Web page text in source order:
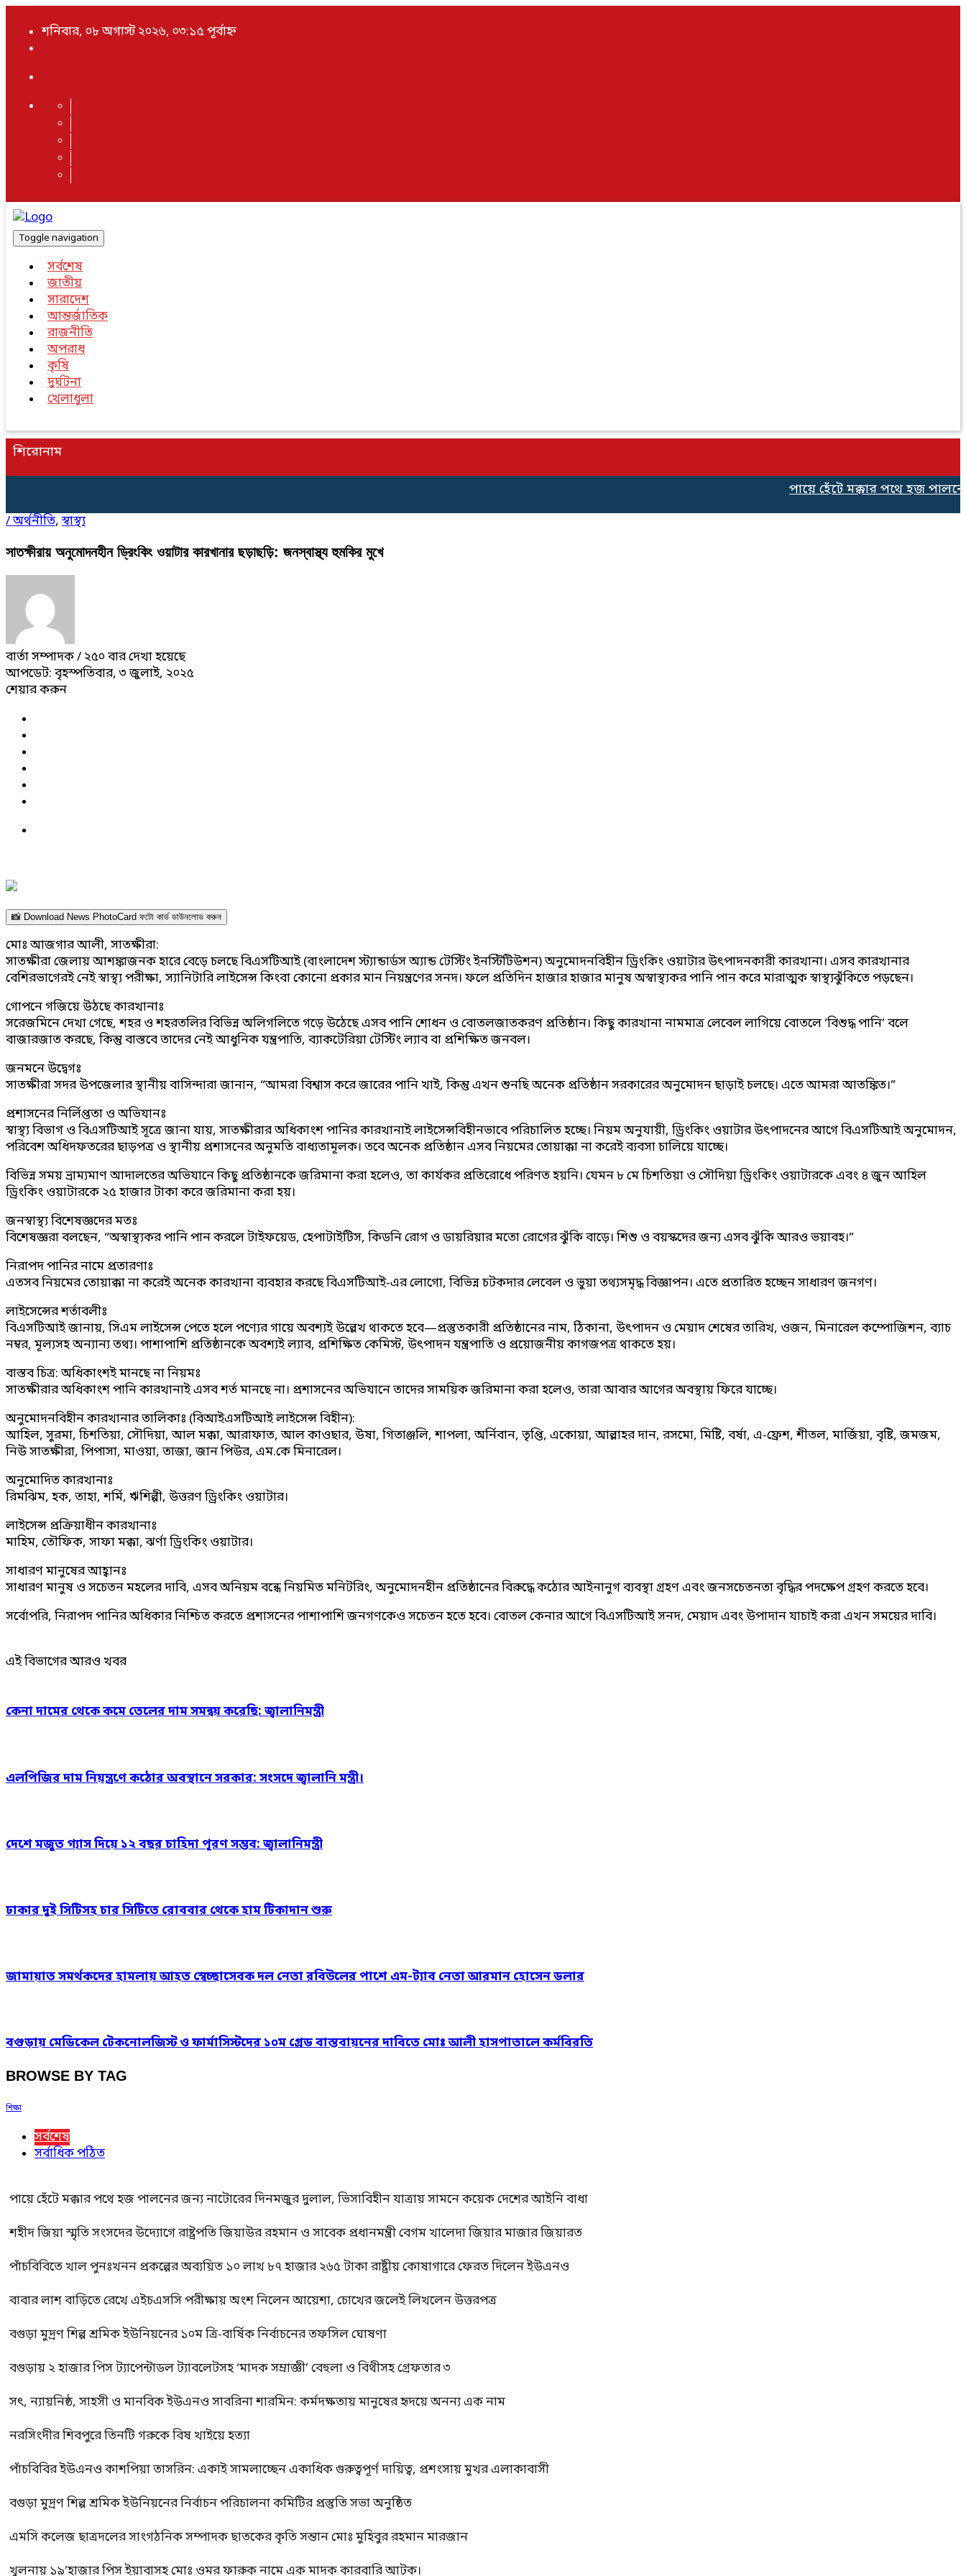
শনিবার, ০৮ অগাস্ট ২০২৬, ০৩:১৫ পূর্বাহ্ন
Toggle navigation
সর্বশেষ
জাতীয়
সারাদেশ
আন্তর্জাতিক
রাজনীতি
অপরাধ
কৃষি
দুর্ঘটনা
খেলাধুলা
শিরোনাম
পায়ে হেঁটে মক্কার পথে হজ পালনের
/অর্থনীতি,স্বাস্থ্য
সাতক্ষীরায় অনুমোদনহীন ড্রিংকিং ওয়াটার কারখানার ছড়াছড়ি: জনস্বাস্থ্য হুমকির মুখে
বার্তা সম্পাদক/ ২৫০ বার দেখা হয়েছে
আপডেট: বৃহস্পতিবার, ৩ জুলাই, ২০২৫
শেয়ার করুন
📸 Download News PhotoCard ফটো কার্ড ডাউনলোড করুন
মোঃ আজগার আলী, সাতক্ষীরা:
সাতক্ষীরা জেলায় আশঙ্কাজনক হারে বেড়ে চলছে বিএসটিআই (বাংলাদেশ স্ট্যান্ডার্ডস অ্যান্ড টেস্টিং ইনস্টিটিউশন) অনুমোদনবিহীন ড্রিংকিং ওয়াটার উৎপাদনকারী কারখানা। এসব কারখানার
বেশিরভাগেরই নেই স্বাস্থ্য পরীক্ষা, স্যানিটারি লাইসেন্স কিংবা কোনো প্রকার মান নিয়ন্ত্রণের সনদ। ফলে প্রতিদিন হাজার হাজার মানুষ অস্বাস্থ্যকর পানি পান করে মারাত্মক স্বাস্থ্যঝুঁকিতে পড়ছেন।
গোপনে গজিয়ে উঠছে কারখানাঃ
সরেজমিনে দেখা গেছে, শহর ও শহরতলির বিভিন্ন অলিগলিতে গড়ে উঠেছে এসব পানি শোধন ও বোতলজাতকরণ প্রতিষ্ঠান। কিছু কারখানা নামমাত্র লেবেল লাগিয়ে বোতলে ‘বিশুদ্ধ পানি’ বলে
বাজারজাত করছে, কিন্তু বাস্তবে তাদের নেই আধুনিক যন্ত্রপাতি, ব্যাকটেরিয়া টেস্টিং ল্যাব বা প্রশিক্ষিত জনবল।
জনমনে উদ্বেগঃ
সাতক্ষীরা সদর উপজেলার স্থানীয় বাসিন্দারা জানান, “আমরা বিশ্বাস করে জারের পানি খাই, কিন্তু এখন শুনছি অনেক প্রতিষ্ঠান সরকারের অনুমোদন ছাড়াই চলছে। এতে আমরা আতঙ্কিত।”
প্রশাসনের নির্লিপ্ততা ও অভিযানঃ
স্বাস্থ্য বিভাগ ও বিএসটিআই সূত্রে জানা যায়, সাতক্ষীরার অধিকাংশ পানির কারখানাই লাইসেন্সবিহীনভাবে পরিচালিত হচ্ছে। নিয়ম অনুযায়ী, ড্রিংকিং ওয়াটার উৎপাদনের আগে বিএসটিআই অনুমোদন,
পরিবেশ অধিদফতরের ছাড়পত্র ও স্থানীয় প্রশাসনের অনুমতি বাধ্যতামূলক। তবে অনেক প্রতিষ্ঠান এসব নিয়মের তোয়াক্কা না করেই ব্যবসা চালিয়ে যাচ্ছে।
বিভিন্ন সময় ভ্রাম্যমাণ আদালতের অভিযানে কিছু প্রতিষ্ঠানকে জরিমানা করা হলেও, তা কার্যকর প্রতিরোধে পরিণত হয়নি। যেমন ৮ মে চিশতিয়া ও সৌদিয়া ড্রিংকিং ওয়াটারকে এবং ৪ জুন আহিল
ড্রিংকিং ওয়াটারকে ২৫ হাজার টাকা করে জরিমানা করা হয়।
জনস্বাস্থ্য বিশেষজ্ঞদের মতঃ
বিশেষজ্ঞরা বলছেন, “অস্বাস্থ্যকর পানি পান করলে টাইফয়েড, হেপাটাইটিস, কিডনি রোগ ও ডায়রিয়ার মতো রোগের ঝুঁকি বাড়ে। শিশু ও বয়স্কদের জন্য এসব ঝুঁকি আরও ভয়াবহ।”
নিরাপদ পানির নামে প্রতারণাঃ
এতসব নিয়মের তোয়াক্কা না করেই অনেক কারখানা ব্যবহার করছে বিএসটিআই-এর লোগো, বিভিন্ন চটকদার লেবেল ও ভুয়া তথ্যসমৃদ্ধ বিজ্ঞাপন। এতে প্রতারিত হচ্ছেন সাধারণ জনগণ।
লাইসেন্সের শর্তাবলীঃ
বিএসটিআই জানায়, সিএম লাইসেন্স পেতে হলে পণ্যের গায়ে অবশ্যই উল্লেখ থাকতে হবে—প্রস্তুতকারী প্রতিষ্ঠানের নাম, ঠিকানা, উৎপাদন ও মেয়াদ শেষের তারিখ, ওজন, মিনারেল কম্পোজিশন, ব্যাচ
নম্বর, মূল্যসহ অন্যান্য তথ্য। পাশাপাশি প্রতিষ্ঠানকে অবশ্যই ল্যাব, প্রশিক্ষিত কেমিস্ট, উৎপাদন যন্ত্রপাতি ও প্রয়োজনীয় কাগজপত্র থাকতে হয়।
বাস্তব চিত্র: অধিকাংশই মানছে না নিয়মঃ
সাতক্ষীরার অধিকাংশ পানি কারখানাই এসব শর্ত মানছে না। প্রশাসনের অভিযানে তাদের সাময়িক জরিমানা করা হলেও, তারা আবার আগের অবস্থায় ফিরে যাচ্ছে।
অনুমোদনবিহীন কারখানার তালিকাঃ (বিআইএসটিআই লাইসেন্স বিহীন):
আহিল, সুরমা, চিশতিয়া, সৌদিয়া, আল মক্কা, আরাফাত, আল কাওছার, উষা, গিতাঞ্জলি, শাপলা, অর্নিবান, তৃপ্তি, একোয়া, আল্লাহর দান, রসমো, মিষ্টি, বর্ষা, এ-ফ্রেশ, শীতল, মার্জিয়া, বৃষ্টি, জমজম,
নিউ সাতক্ষীরা, পিপাসা, মাওয়া, তাজা, জান পিউর, এম.কে মিনারেল।
অনুমোদিত কারখানাঃ
রিমঝিম, হক, তাহা, শর্মি, ঋশিল্পী, উত্তরণ ড্রিংকিং ওয়াটার।
লাইসেন্স প্রক্রিয়াধীন কারখানাঃ
মাহিম, তৌফিক, সাফা মক্কা, ঝর্ণা ড্রিংকিং ওয়াটার।
সাধারণ মানুষের আহ্বানঃ
সাধারণ মানুষ ও সচেতন মহলের দাবি, এসব অনিয়ম বন্ধে নিয়মিত মনিটরিং, অনুমোদনহীন প্রতিষ্ঠানের বিরুদ্ধে কঠোর আইনানুগ ব্যবস্থা গ্রহণ এবং জনসচেতনতা বৃদ্ধির পদক্ষেপ গ্রহণ করতে হবে।
সর্বোপরি, নিরাপদ পানির অধিকার নিশ্চিত করতে প্রশাসনের পাশাপাশি জনগণকেও সচেতন হতে হবে। বোতল কেনার আগে বিএসটিআই সনদ, মেয়াদ এবং উপাদান যাচাই করা এখন সময়ের দাবি।
এই বিভাগের আরও খবর
কেনা দামের থেকে কমে তেলের দাম সমন্বয় করেছি: জ্বালানিমন্ত্রী
এলপিজির দাম নিয়ন্ত্রণে কঠোর অবস্থানে সরকার: সংসদে জ্বালানি মন্ত্রী।
দেশে মজুত গ্যাস দিয়ে ১২ বছর চাহিদা পূরণ সম্ভব: জ্বালানিমন্ত্রী
ঢাকার দুই সিটিসহ চার সিটিতে রোববার থেকে হাম টিকাদান শুরু
জামায়াত সমর্থকদের হামলায় আহত স্বেচ্ছাসেবক দল নেতা রবিউলের পাশে এম-ট্যাব নেতা আরমান হোসেন ডলার
বগুড়ায় মেডিকেল টেকনোলজিস্ট ও ফার্মাসিস্টদের ১০ম গ্রেড বাস্তবায়নের দাবিতে মোঃ আলী হাসপাতালে কর্মবিরতি
BROWSE BY TAG
শিক্ষা
সর্বশেষ
সর্বাধিক পঠিত
পায়ে হেঁটে মক্কার পথে হজ পালনের জন্য নাটোরের দিনমজুর দুলাল, ভিসাবিহীন যাত্রায় সামনে কয়েক দেশের আইনি বাধা
শহীদ জিয়া স্মৃতি সংসদের উদ্যোগে রাষ্ট্রপতি জিয়াউর রহমান ও সাবেক প্রধানমন্ত্রী বেগম খালেদা জিয়ার মাজার জিয়ারত
পাঁচবিবিতে খাল পুনঃখনন প্রকল্পের অব্যয়িত ১০ লাখ ৮৭ হাজার ২৬৫ টাকা রাষ্ট্রীয় কোষাগারে ফেরত দিলেন ইউএনও
বাবার লাশ বাড়িতে রেখে এইচএসসি পরীক্ষায় অংশ নিলেন আয়েশা, চোখের জলেই লিখলেন উত্তরপত্র
বগুড়া মুদ্রণ শিল্প শ্রমিক ইউনিয়নের ১০ম ত্রি-বার্ষিক নির্বাচনের তফসিল ঘোষণা
বগুড়ায় ২ হাজার পিস ট্যাপেন্টাডল ট্যাবলেটসহ ‘মাদক সম্রাজ্ঞী’ বেহুলা ও বিথীসহ গ্রেফতার ৩
সৎ, ন্যায়নিষ্ঠ, সাহসী ও মানবিক ইউএনও সাবরিনা শারমিন: কর্মদক্ষতায় মানুষের হৃদয়ে অনন্য এক নাম
নরসিংদীর শিবপুরে তিনটি গরুকে বিষ খাইয়ে হত্যা
পাঁচবিবির ইউএনও কাশপিয়া তাসরিন: একাই সামলাচ্ছেন একাধিক গুরুত্বপূর্ণ দায়িত্ব, প্রশংসায় মুখর এলাকাবাসী
বগুড়া মুদ্রণ শিল্প শ্রমিক ইউনিয়নের নির্বাচন পরিচালনা কমিটির প্রস্তুতি সভা অনুষ্ঠিত
এমসি কলেজ ছাত্রদলের সাংগঠনিক সম্পাদক ছাতকের কৃতি সন্তান মোঃ মুহিবুর রহমান মারজান
খুলনায় ১৯’হাজার পিস ইয়াবাসহ মোঃ ওমর ফারুক নামে এক মাদক কারবারি আটক।